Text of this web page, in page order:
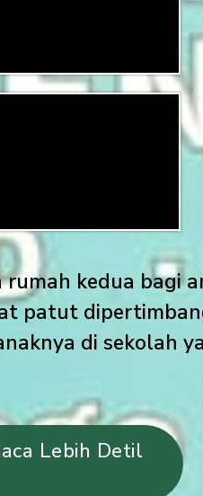
kedua bagi
patut
di sekolah
Lebih Detil